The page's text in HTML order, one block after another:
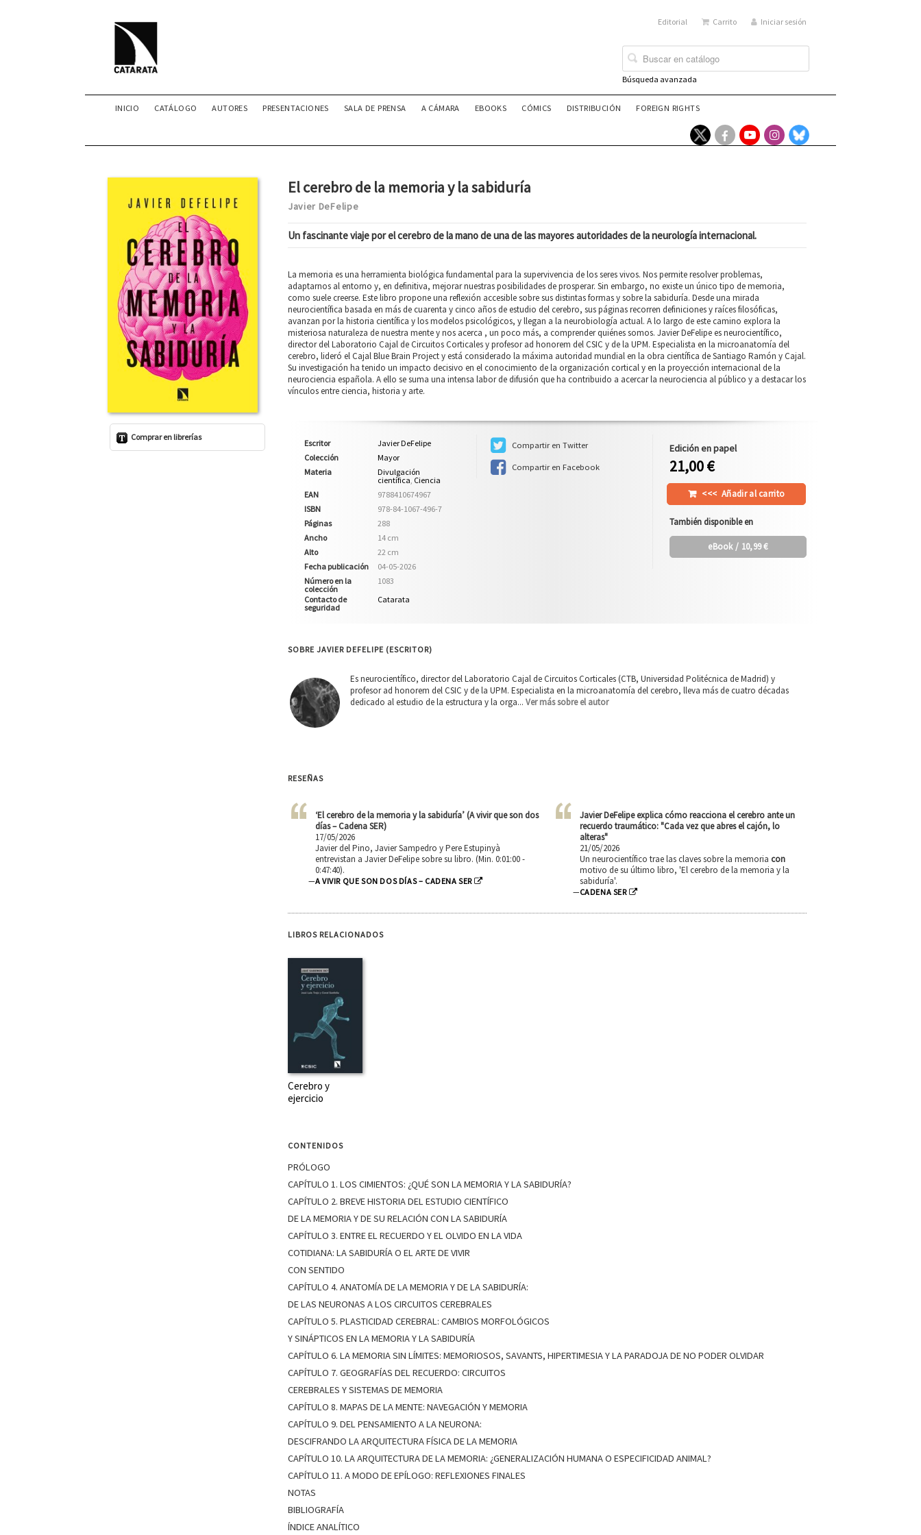
Editorial Carrito Iniciar sesión
Búsqueda avanzada
INICIO CATÁLOGO AUTORES PRESENTACIONES SALA DE PRENSA A CÁMARA EBOOKS CÓMICS DISTRIBUCIÓN FOREIGN RIGHTS
Comprar en librerías
El cerebro de la memoria y la sabiduría
Javier DeFelipe
Un fascinante viaje por el cerebro de la mano de una de las mayores autoridades de la neurología internacional.
La memoria es una herramienta biológica fundamental para la supervivencia de los seres vivos. Nos permite resolver problemas,
adaptarnos al entorno y, en definitiva, mejorar nuestras posibilidades de prosperar. Sin embargo, no existe un único tipo de memoria,
como suele creerse. Este libro propone una reflexión accesible sobre sus distintas formas y sobre la sabiduría. Desde una mirada
neurocientífica basada en más de cuarenta y cinco años de estudio del cerebro, sus páginas recorren definiciones y raíces filosóficas,
avanzan por la historia científica y los modelos psicológicos, y llegan a la neurobiología actual. A lo largo de este camino explora la
misteriosa naturaleza de nuestra mente y nos acerca , un poco más, a comprender quiénes somos. Javier DeFelipe es neurocientífico,
director del Laboratorio Cajal de Circuitos Corticales y profesor ad honorem del CSIC y de la UPM. Especialista en la microanatomía del
cerebro, lideró el Cajal Blue Brain Project y está considerado la máxima autoridad mundial en la obra científica de Santiago Ramón y Cajal.
Su investigación ha tenido un impacto decisivo en el conocimiento de la organización cortical y en la proyección internacional de la
neurociencia española. A ello se suma una intensa labor de difusión que ha contribuido a acercar la neurociencia al público y a destacar los
vínculos entre ciencia, historia y arte.
Escritor
Javier DeFelipe
Colección
Mayor
Materia
Divulgación
científica, Ciencia
EAN
9788410674967
ISBN
978-84-1067-496-7
Páginas
288
Ancho
14 cm
Alto
22 cm
Fecha publicación
04-05-2026
Número en la
colección
1083
Contacto de
seguridad
Catarata
Compartir en Twitter
Compartir en Facebook
Edición en papel
21,00 €
<<< Añadir al carrito
También disponible en
eBook/ 10,99 €
SOBRE JAVIER DEFELIPE (ESCRITOR)
Es neurocientífico, director del Laboratorio Cajal de Circuitos Corticales (CTB, Universidad Politécnica de Madrid) y
profesor ad honorem del CSIC y de la UPM. Especialista en la microanatomía del cerebro, lleva más de cuatro décadas
dedicado al estudio de la estructura y la orga... Ver más sobre el autor
RESEÑAS
‘El cerebro de la memoria y la sabiduría’ (A vivir que son dos
días – Cadena SER)
17/05/2026
Javier del Pino, Javier Sampedro y Pere Estupinyà
entrevistan a Javier DeFelipe sobre su libro. (Min. 0:01:00 -
0:47:40).
—A VIVIR QUE SON DOS DÍAS – CADENA SER
Javier DeFelipe explica cómo reacciona el cerebro ante un
recuerdo traumático: "Cada vez que abres el cajón, lo
alteras"
21/05/2026
Un neurocientífico trae las claves sobre la memoria con
motivo de su último libro, 'El cerebro de la memoria y la
sabiduría'.
—CADENA SER
LIBROS RELACIONADOS
Cerebro y
ejercicio
CONTENIDOS
PRÓLOGO
CAPÍTULO 1. LOS CIMIENTOS: ¿QUÉ SON LA MEMORIA Y LA SABIDURÍA?
CAPÍTULO 2. BREVE HISTORIA DEL ESTUDIO CIENTÍFICO
DE LA MEMORIA Y DE SU RELACIÓN CON LA SABIDURÍA
CAPÍTULO 3. ENTRE EL RECUERDO Y EL OLVIDO EN LA VIDA
COTIDIANA: LA SABIDURÍA O EL ARTE DE VIVIR
CON SENTIDO
CAPÍTULO 4. ANATOMÍA DE LA MEMORIA Y DE LA SABIDURÍA:
DE LAS NEURONAS A LOS CIRCUITOS CEREBRALES
CAPÍTULO 5. PLASTICIDAD CEREBRAL: CAMBIOS MORFOLÓGICOS
Y SINÁPTICOS EN LA MEMORIA Y LA SABIDURÍA
CAPÍTULO 6. LA MEMORIA SIN LÍMITES: MEMORIOSOS, SAVANTS, HIPERTIMESIA Y LA PARADOJA DE NO PODER OLVIDAR
CAPÍTULO 7. GEOGRAFÍAS DEL RECUERDO: CIRCUITOS
CEREBRALES Y SISTEMAS DE MEMORIA
CAPÍTULO 8. MAPAS DE LA MENTE: NAVEGACIÓN Y MEMORIA
CAPÍTULO 9. DEL PENSAMIENTO A LA NEURONA:
DESCIFRANDO LA ARQUITECTURA FÍSICA DE LA MEMORIA
CAPÍTULO 10. LA ARQUITECTURA DE LA MEMORIA: ¿GENERALIZACIÓN HUMANA O ESPECIFICIDAD ANIMAL?
CAPÍTULO 11. A MODO DE EPÍLOGO: REFLEXIONES FINALES
NOTAS
BIBLIOGRAFÍA
ÍNDICE ANALÍTICO